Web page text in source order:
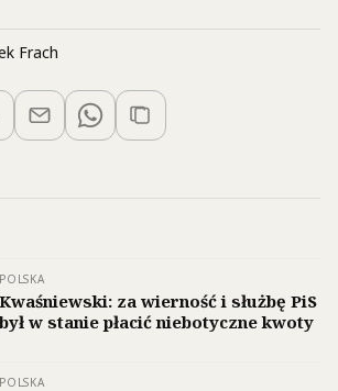
Frach
POLSKA
Kwaśniewski: za wierność i służbę PiS
był w stanie płacić niebotyczne kwoty
POLSKA